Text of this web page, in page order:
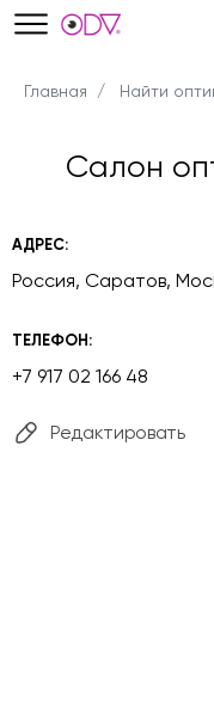
Главная Найти
Салон
АДРЕС:
Россия, Саратов,
ТЕЛЕФОН:
+7 917 02 166 48
Редактировать